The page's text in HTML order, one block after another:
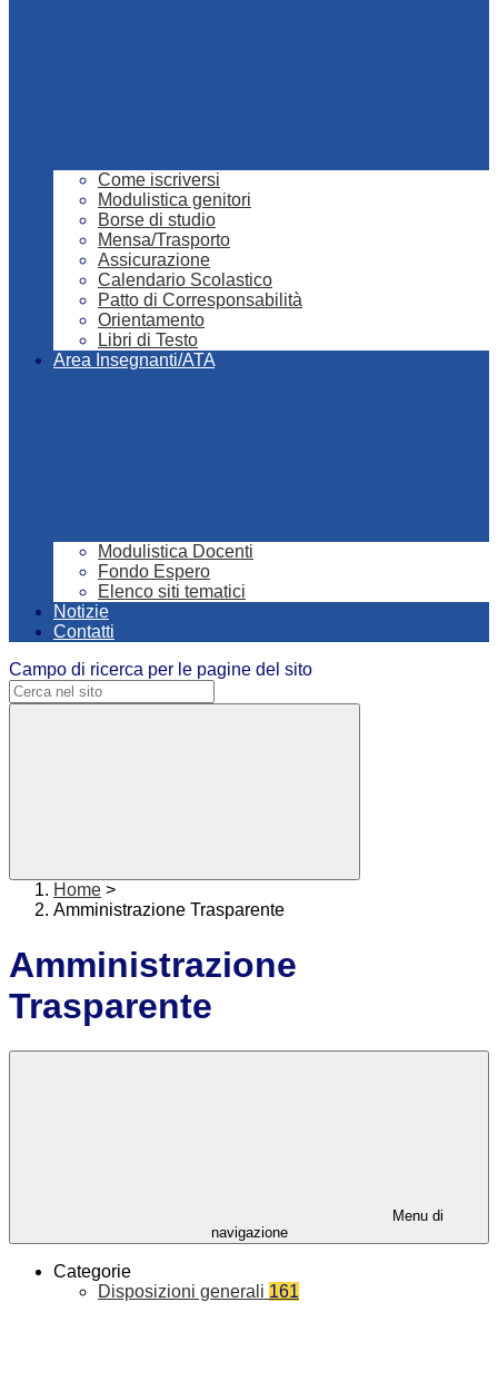
Come iscriversi
Modulistica genitori
Borse di studio
Mensa/Trasporto
Assicurazione
Calendario Scolastico
Patto di Corresponsabilità
Orientamento
Libri di Testo
Area Insegnanti/ATA
Modulistica Docenti
Fondo Espero
Elenco siti tematici
Notizie
Contatti
Campo di ricerca per le pagine del sito
Home >
Amministrazione Trasparente
Amministrazione
Trasparente
Menu di
navigazione
Categorie
Disposizioni generali 161